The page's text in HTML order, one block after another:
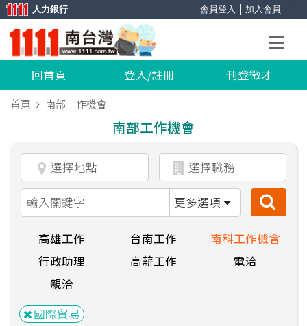
會員登入 加入會員
人力銀行
回首頁 登入/註冊 刊登徵才
首頁 南部工作機會
南部工作機會
更多選項
高雄工作 台南工作
南科工作機會
行政助理
高薪工作
電洽
親洽
國際貿易